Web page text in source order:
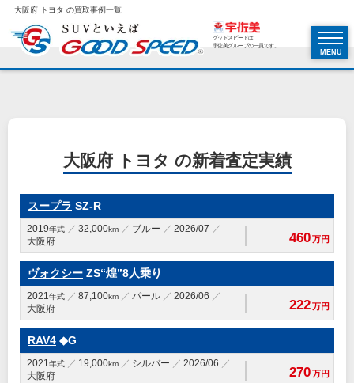
大阪府 トヨタ の買取事例一覧
グッドスピードは
宇佐美グループの一員です。
MENU
大阪府 トヨタ の新着査定実績
スープラ SZ-R
2019年式 32,000km ブルー
2026/07
大阪府
460万円
ヴォクシー ZS“煌”8人乗り
2021年式 87,100km パール
2026/06
大阪府
222万円
RAV4 ◆G
2021年式 19,000km シルバー
2026/06
大阪府
270万円